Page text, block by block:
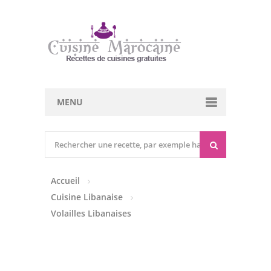
MENU
Entrées Froides
Tajines
Accueil
Cuisine Libanaise
Volailles Libanaises